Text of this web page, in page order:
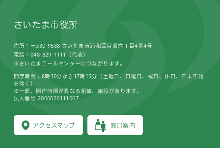
さいたま市役所
住所：〒330-9588 さいたま市浦和区常盤六丁目4番4号
電話：048-829-1111（代表）
※さいたまコールセンターにつながります。
アクセスマップ 窓口案内
開庁時間：8時30分から17時15分（土曜日、日曜日、祝日、休日、年末年始
を除く）
※一部、開庁時間が異なる組織、施設があります。
法人番号 2000020111007